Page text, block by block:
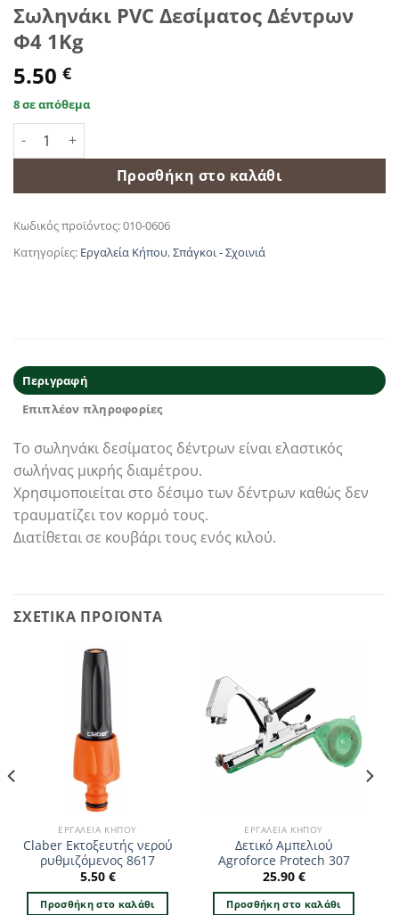
Σωληνάκι PVC Δεσίματος Δέντρων
Φ4 1Kg
5.50 €
8 σε απόθεμα
Σωληνάκι PVC Δεσίματος Δέντρων Φ4 1Kg ποσότητα
Προσθήκη στο καλάθι
Κωδικός προϊόντος:010-0606
Κατηγορίες: Εργαλεία Κήπου,Σπάγκοι - Σχοινιά
Περιγραφή
Επιπλέον πληροφορίες
Το σωληνάκι δεσίματος δέντρων είναι ελαστικός
σωλήνας μικρής διαμέτρου.
Χρησιμοποιείται στο δέσιμο των δέντρων καθώς δεν
τραυματίζει τον κορμό τους.
Διατίθεται σε κουβάρι τους ενός κιλού.
ΣΧΕΤΙΚΆ ΠΡΟΪΌΝΤΑ
ΕΡΓΑΛΕΊΑ ΚΉΠΟΥ
Claber Εκτοξευτής νερού
ρυθμιζόμενος 8617
5.50 €
Προσθήκη στο καλάθι
ΕΡΓΑΛΕΊΑ ΚΉΠΟΥ
Δετικό Αμπελιού
Agroforce Protech 307
25.90 €
Προσθήκη στο καλάθι